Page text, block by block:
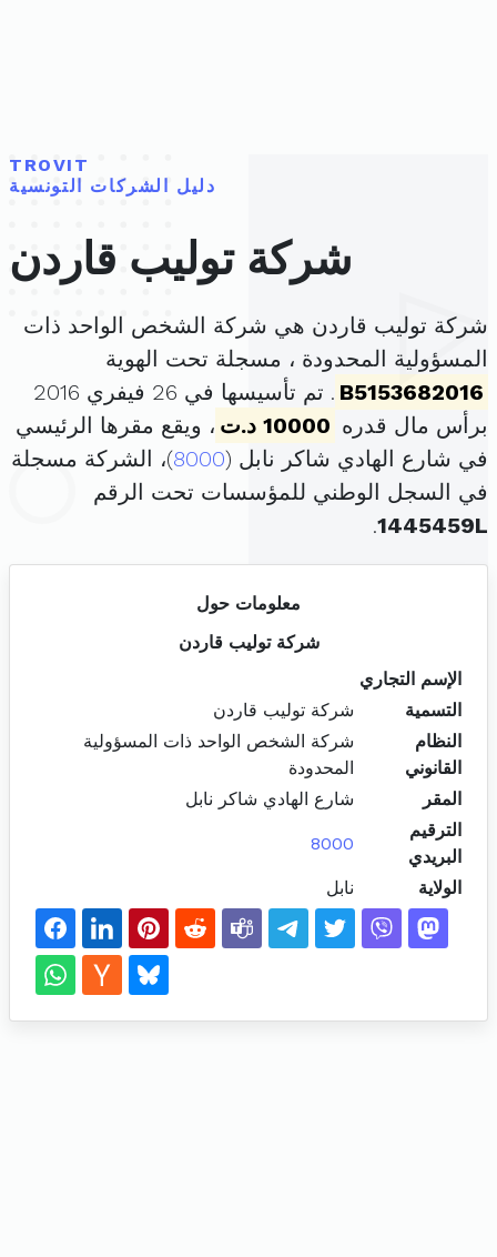
TROVIT
دليل الشركات التونسية
شركة توليب قاردن
شركة توليب قاردن هي شركة الشخص الواحد ذات
المسؤولية المحدودة ، مسجلة تحت الهوية
B5153682016
. تم تأسيسها في 26 فيفري 2016
برأس مال قدره 10000 د.ت
، ويقع مقرها الرئيسي
في شارع الهادي شاكر نابل (8000)، الشركة مسجلة
في السجل الوطني للمؤسسات تحت الرقم
1445459L
.
معلومات حول
شركة توليب قاردن
الإسم التجاري
التسمية
شركة توليب قاردن
النظام
القانوني
شركة الشخص الواحد ذات المسؤولية
المحدودة
المقر
شارع الهادي شاكر نابل
الترقيم
البريدي
8000
الولاية نابل